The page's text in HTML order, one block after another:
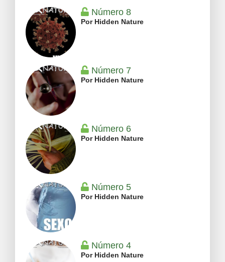
Número 8
Por Hidden Nature
Número 7
Por Hidden Nature
Número 6
Por Hidden Nature
Número 5
Por Hidden Nature
Número 4
Por Hidden Nature